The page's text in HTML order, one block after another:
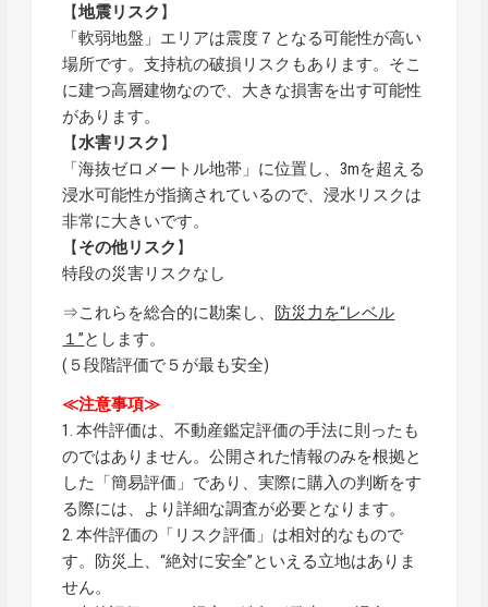
【地震リスク 】
「軟弱地盤」エリアは震度７となる可能性が高い
場所です。支持杭の破損リスクもあります。そこ
に建つ高層建物なので、大きな損害を出す可能性
があります。
【水害リスク 】
「海抜ゼロメートル地帯」に位置し、3mを超える
浸水可能性が指摘されているので、浸水リスクは
非常に大きいです。
【その他リスク 】
特段の災害リスクなし
⇒これらを総合的に勘案し、 防災力を“レベル
１”とします。
(５段階評価で５が最も安全)
≪注意事項≫
1. 本件評価は、不動産鑑定評価の手法に則ったも
のではありません。公開された情報のみを根拠と
した「簡易評価」であり、実際に購入の判断をす
る際には、より詳細な調査が必要となります。
2. 本件評価の「リスク評価」は相対的なもので
す。防災上、“絶対に安全”といえる立地はありま
せん。